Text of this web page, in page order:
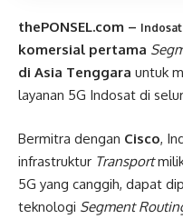
thePONSEL.com – Indosat
komersial pertama
di Asia Tenggara untuk
layanan 5G Indosat di
Bermitra dengan Cisco,
infrastruktur Transport
5G yang canggih, dapat
teknologi Segment